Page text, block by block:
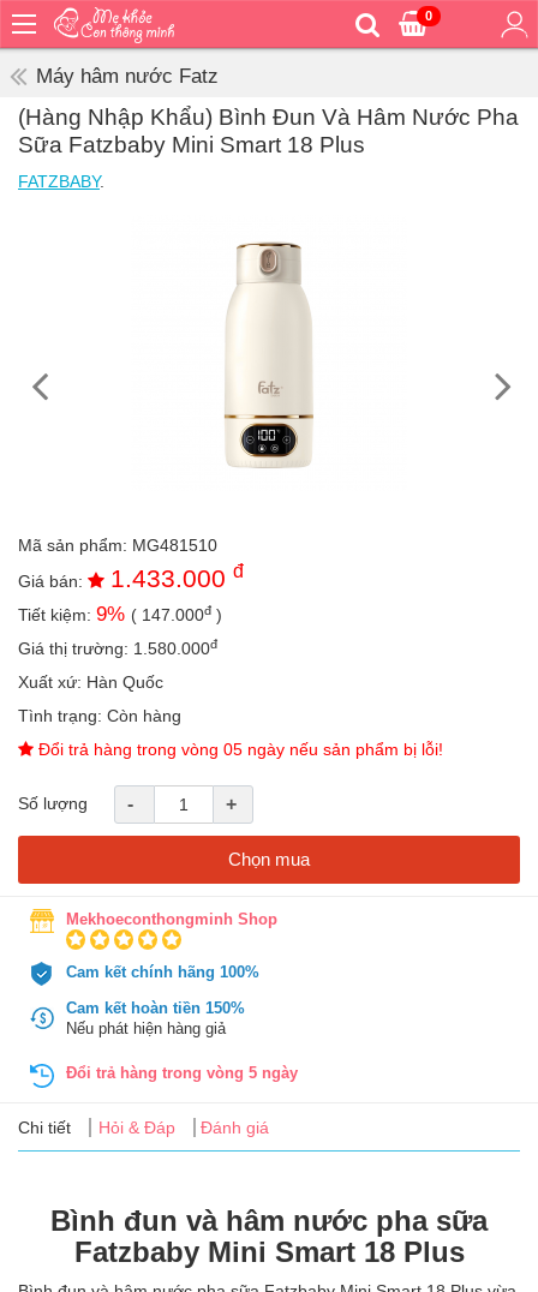
0
Bé
ăn
vệ
ngoài
an
toàn
Bé
tắm
Bé
mà
học
cho
bố
dùng
nhà
Tin
Máy hâm nước Fatz
(Hàng Nhập Khẩu) Bình Đun Và Hâm Nước Pha
Sữa Fatzbaby Mini Smart 18 Plus
FATZBABY.
Mã sản phẩm: MG481510
Giá bán:
1.433.000 đ
Tiết kiệm: 9% ( 147.000đ )
Giá thị trường: 1.580.000đ
Xuất xứ: Hàn Quốc
Tình trạng: Còn hàng
Đổi trả hàng trong vòng 05 ngày nếu sản phẩm bị lỗi!
Số lượng - +
Chọn mua
Mekhoeconthongminh Shop
Cam kết chính hãng 100%
Cam kết hoàn tiền 150%
Nếu phát hiện hàng giả
Đổi trả hàng trong vòng 5 ngày
Chi tiết Hỏi & Đáp Đánh giá
Bình đun và hâm nước pha sữa
Fatzbaby Mini Smart 18 Plus